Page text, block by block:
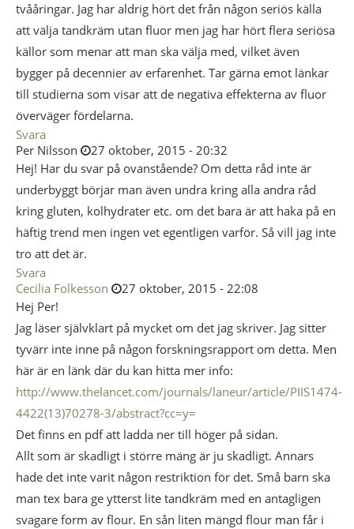
tvååringar. Jag har aldrig hört det från någon seriös källa
att välja tandkräm utan fluor men jag har hört flera seriösa
källor som menar att man ska välja med, vilket även
bygger på decennier av erfarenhet. Tar gärna emot länkar
till studierna som visar att de negativa effekterna av fluor
överväger fördelarna.
Svara
Per Nilsson
27 oktober, 2015 - 20:32
Hej! Har du svar på ovanstående? Om detta råd inte är
underbyggt börjar man även undra kring alla andra råd
kring gluten, kolhydrater etc. om det bara är att haka på en
häftig trend men ingen vet egentligen varför. Så vill jag inte
tro att det är.
Svara
Cecilia Folkesson
27 oktober, 2015 - 22:08
Hej Per!
Jag läser självklart på mycket om det jag skriver. Jag sitter
tyvärr inte inne på någon forskningsrapport om detta. Men
här är en länk där du kan hitta mer info:
http://www.thelancet.com/journals/laneur/article/PIIS1474-
4422(13)70278-3/abstract?cc=y=
Det finns en pdf att ladda ner till höger på sidan.
Allt som är skadligt i större mäng är ju skadligt. Annars
hade det inte varit någon restriktion för det. Små barn ska
man tex bara ge ytterst lite tandkräm med en antagligen
svagare form av flour. En sån liten mängd flour man får i